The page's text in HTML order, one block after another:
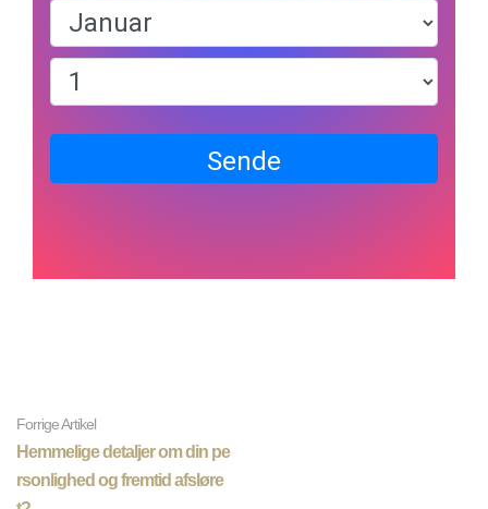
Sende
Forrige Artikel
Hemmelige detaljer om din pe
rsonlighed og fremtid afsløre